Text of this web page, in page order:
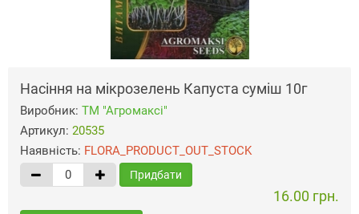
Насіння на мікрозелень Капуста суміш 10г
Виробник: ТМ "Агромаксі"
Артикул: 20535
Наявність: FLORA_PRODUCT_OUT_STOCK
Придбати
16.00 грн.